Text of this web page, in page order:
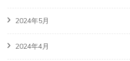
2024年5月
2024年4月